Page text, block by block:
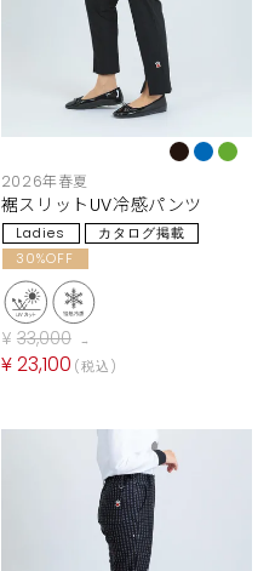
2026年春夏
裾スリットUV冷感パンツ
Ladies
カタログ掲載
30%OFF
¥ 33,000 →
¥23,100 税込